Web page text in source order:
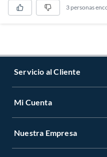
3 personas
Servicio al Cliente
Contáctanos
Mi Cuenta
Registrate
Nuestra Empresa